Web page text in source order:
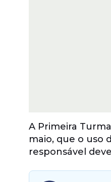
A Primeira
maio, que o uso
responsável